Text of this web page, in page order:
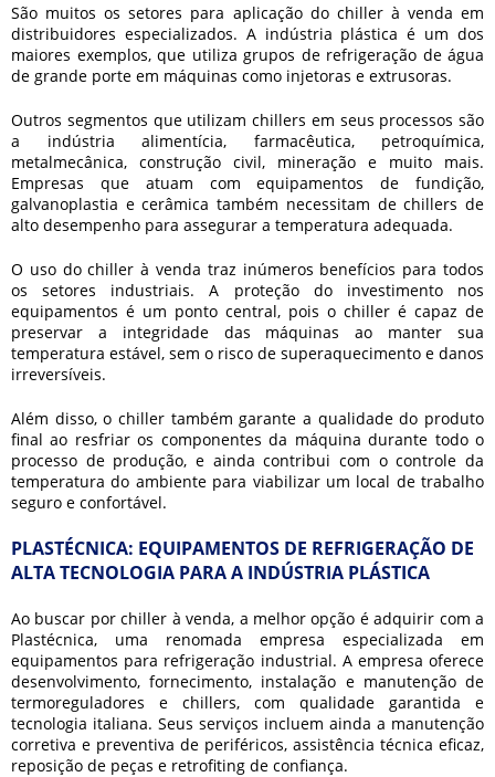
São muitos os setores para aplicação do chiller à venda em
distribuidores especializados. A indústria plástica é um dos
maiores exemplos, que utiliza grupos de refrigeração de água
de grande porte em máquinas como injetoras e extrusoras.
Outros segmentos que utilizam chillers em seus processos são
a indústria alimentícia, farmacêutica, petroquímica,
metalmecânica, construção civil, mineração e muito mais.
Empresas que atuam com equipamentos de fundição,
galvanoplastia e cerâmica também necessitam de chillers de
alto desempenho para assegurar a temperatura adequada.
O uso dochiller à venda traz inúmeros benefícios para todos
os setores industriais. A proteção do investimento nos
equipamentos é um ponto central, pois o chiller é capaz de
preservar a integridade das máquinas ao manter sua
temperatura estável, sem o risco de superaquecimento e danos
irreversíveis.
Além disso, o chiller também garante a qualidade do produto
final ao resfriar os componentes da máquina durante todo o
processo de produção, e ainda contribui com o controle da
temperatura do ambiente para viabilizar um local de trabalho
seguro e confortável.
PLASTÉCNICA: EQUIPAMENTOS DE REFRIGERAÇÃO DE
ALTA TECNOLOGIA PARA A INDÚSTRIA PLÁSTICA
Ao buscar porchiller à venda, a melhor opção é adquirir com a
Plastécnica, uma renomada empresa especializada em
equipamentos para refrigeração industrial. A empresa oferece
desenvolvimento, fornecimento, instalação e manutenção de
termoreguladores e chillers, com qualidade garantida e
tecnologia italiana. Seus serviços incluem ainda a manutenção
corretiva e preventiva de periféricos, assistência técnica eficaz,
reposição de peças e retrofiting de confiança.